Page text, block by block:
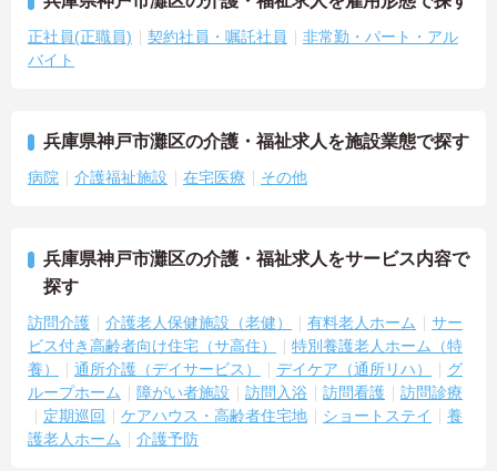
正社員(正職員) 契約社員・嘱託社員
非常勤・パート・アル
バイト
兵庫県神戸市灘区の介護・福祉求人を施設業態で探す
病院 介護福祉施設 在宅医療 その他
兵庫県神戸市灘区の介護・福祉求人をサービス内容で
探す
訪問介護 介護老人保健施設（老健） 有料老人ホーム
サー
ビス付き高齢者向け住宅（サ高住）
特別養護老人ホーム（特
養）
通所介護（デイサービス） デイケア（通所リハ）
グ
ループホーム
障がい者施設 訪問入浴 訪問看護
訪問診療
定期巡回
ケアハウス・高齢者住宅地 ショートステイ
養
護老人ホーム
介護予防